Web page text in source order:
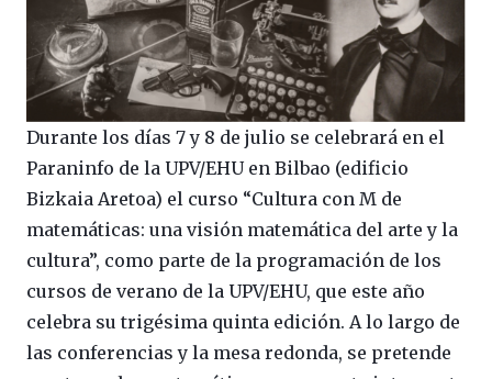
Durante los días 7 y 8 de julio se celebrará en el
Paraninfo de la UPV/EHU en Bilbao (edificio
Bizkaia Aretoa) el curso “Cultura con M de
matemáticas: una visión matemática del arte y la
cultura”, como parte de la programación de los
cursos de verano de la UPV/EHU, que este año
celebra su trigésima quinta edición. A lo largo de
las conferencias y la mesa redonda, se pretende